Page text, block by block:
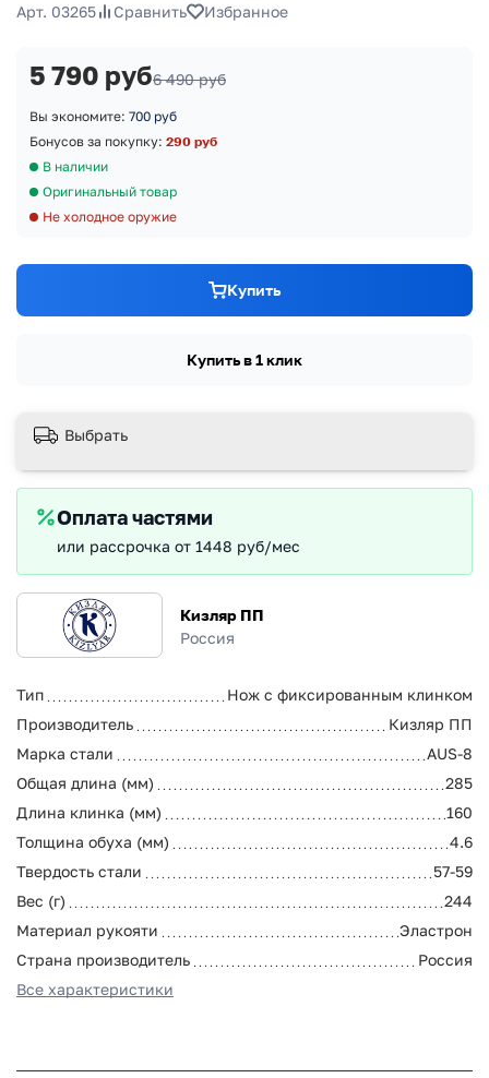
Арт. 03265 Сравнить Избранное
Кизляр ПП
Россия
Тип
Нож с фиксированным клинком
Производитель
Кизляр ПП
Марка стали
AUS-8
Общая длина (мм)
285
Длина клинка (мм)
160
Толщина обуха (мм)
4.6
Твердость стали
57-59
Вес (г)
244
Материал рукояти
Эластрон
Страна производитель
Россия
Все характеристики
5 790 руб6 490 руб
Вы экономите: 700 руб
Бонусов за покупку: 290 руб
В наличии
Оригинальный товар
Не холодное оружие
Купить
Купить в 1 клик
Выбрать
Оплата частями
или рассрочка от 1448 руб/мес